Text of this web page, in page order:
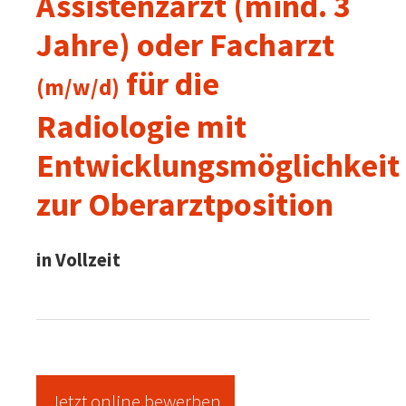
Jahre) oder Facharzt
(m/w/d) für die
Radiologie mit
Entwicklungsmöglichkeit
zur Oberarztposition
in Vollzeit
Jetzt online bewerben